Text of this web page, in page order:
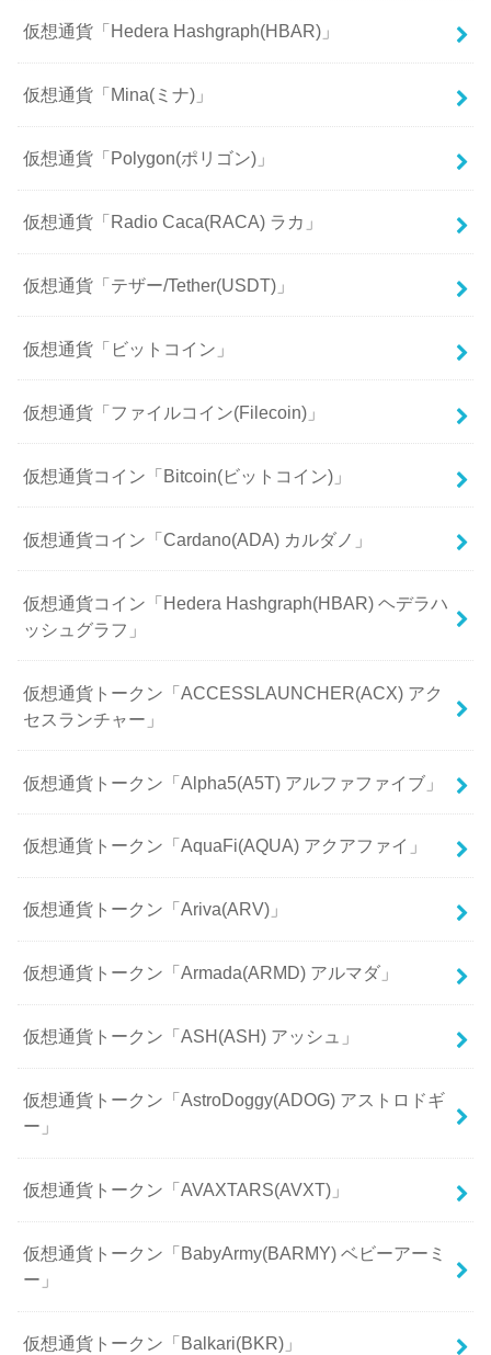
仮想通貨「Hedera Hashgraph(HBAR)」
仮想通貨「Mina(ミナ)」
仮想通貨「Polygon(ポリゴン)」
仮想通貨「Radio Caca(RACA) ラカ」
仮想通貨「テザー/Tether(USDT)」
仮想通貨「ビットコイン」
仮想通貨「ファイルコイン(Filecoin)」
仮想通貨コイン「Bitcoin(ビットコイン)」
仮想通貨コイン「Cardano(ADA) カルダノ」
仮想通貨コイン「Hedera Hashgraph(HBAR) ヘデラハ
ッシュグラフ」
仮想通貨トークン「ACCESSLAUNCHER(ACX) アク
セスランチャー」
仮想通貨トークン「Alpha5(A5T) アルファファイブ」
仮想通貨トークン「AquaFi(AQUA) アクアファイ」
仮想通貨トークン「Ariva(ARV)」
仮想通貨トークン「Armada(ARMD) アルマダ」
仮想通貨トークン「ASH(ASH) アッシュ」
仮想通貨トークン「AstroDoggy(ADOG) アストロドギ
ー」
仮想通貨トークン「AVAXTARS(AVXT)」
仮想通貨トークン「BabyArmy(BARMY) ベビーアーミ
ー」
仮想通貨トークン「Balkari(BKR)」